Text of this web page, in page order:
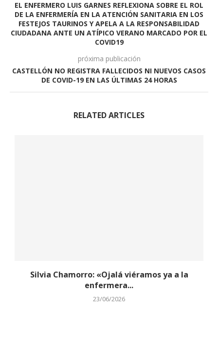
EL ENFERMERO LUIS GARNES REFLEXIONA SOBRE EL ROL
DE LA ENFERMERÍA EN LA ATENCIÓN SANITARIA EN LOS
FESTEJOS TAURINOS Y APELA A LA RESPONSABILIDAD
CIUDADANA ANTE UN ATÍPICO VERANO MARCADO POR EL
COVID19
próxima publicación
CASTELLÓN NO REGISTRA FALLECIDOS NI NUEVOS CASOS
DE COVID-19 EN LAS ÚLTIMAS 24 HORAS
RELATED ARTICLES
Silvia Chamorro: «Ojalá viéramos ya a la
enfermera...
23/06/2026